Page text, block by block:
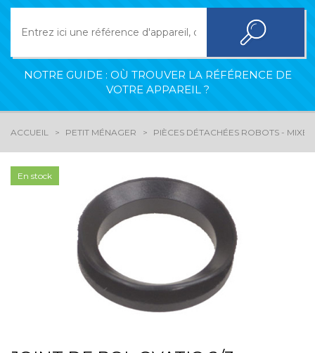
NOTRE GUIDE : OÙ TROUVER LA RÉFÉRENCE DE
VOTRE APPAREIL ?
ACCUEIL PETIT MÉNAGER PIÈCES DÉTACHÉES ROBOTS -
En stock